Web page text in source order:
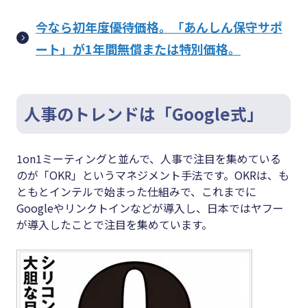
今なら初年度優待価格。「あんしん保守サポ
ート」が1年間無償または特別価格。
人事のトレンドは「Google式」
1on1ミーティングと並んで、人事で注目を集めている
のが「OKR」というマネジメント手法です。OKRは、も
ともとインテルで始まった仕組みで、これまでに
Googleやリンクトインなどが導入し、日本ではヤフー
が導入したことで注目を集めています。